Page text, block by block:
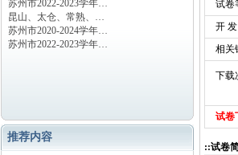
苏州市2022-2023学年…
昆山、太仓、常熟、…
苏州市2020-2024学年…
苏州市2022-2023学年…
推荐内容
试卷
开 发
相关
下载
试卷
::试卷